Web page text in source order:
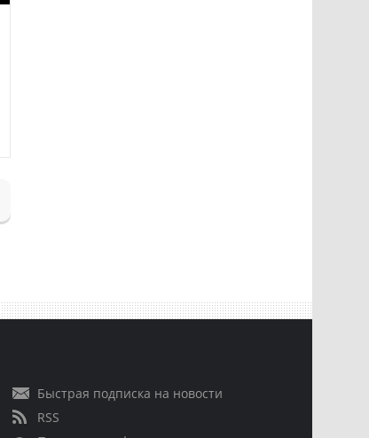
Быстрая подписка на новости
RSS